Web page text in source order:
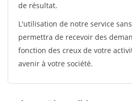
de résultat.
L'utilisation de notre service
permettra de recevoir des
fonction des creux de votre
avenir à votre société.